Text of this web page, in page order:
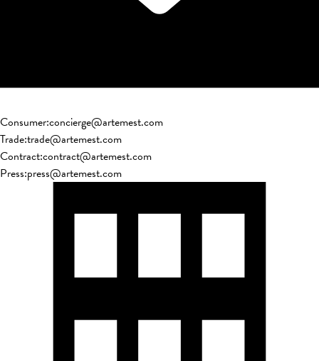
Consumer:concierge@artemest.com
Trade:trade@artemest.com
Contract:contract@artemest.com
Press:press@artemest.com